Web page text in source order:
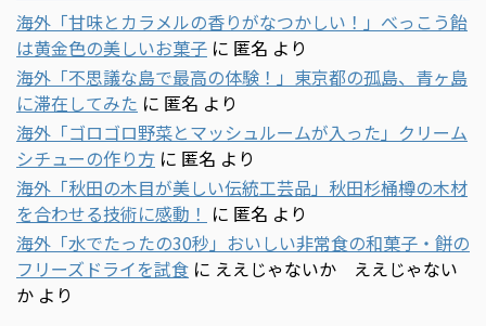
海外「甘味とカラメルの香りがなつかしい！」べっこう飴
は黄金色の美しいお菓子 に 匿名 より
海外「不思議な島で最高の体験！」東京都の孤島、青ヶ島
に滞在してみた に 匿名 より
海外「ゴロゴロ野菜とマッシュルームが入った」クリーム
シチューの作り方 に 匿名 より
海外「秋田の木目が美しい伝統工芸品」秋田杉桶樽の木材
を合わせる技術に感動！ に 匿名 より
海外「水でたったの30秒」おいしい非常食の和菓子・餅の
フリーズドライを試食 に ええじゃないか ええじゃない
か より